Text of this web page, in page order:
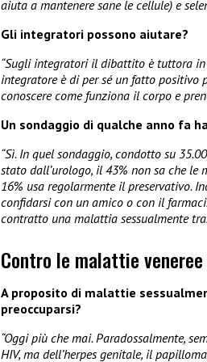
aiuta a mantenere sane le cellule) e
Gli integratori possono aiutare?
“Sugli integratori il dibattito è tuttora in
integratore è di per sé un fatto positivo
conoscere come funziona il corpo e
Un sondaggio di qualche anno fa
“Sì. In quel sondaggio, condotto su
stato dall’urologo, il 43% non sa che
16% usa regolarmente il preservativo.
confidarsi con un amico o con il
contratto una malattia sessualmente
Contro le malattie veneree
A proposito di malattie
preoccuparsi?
“Oggi più che mai. Paradossalmente,
HIV, ma dell’herpes genitale, il